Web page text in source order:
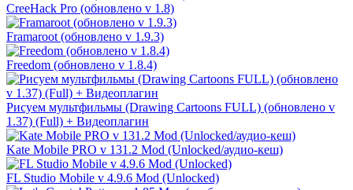
CreeHack Pro (обновлено v 1.8)
Framaroot (обновлено v 1.9.3)
Freedom (обновлено v 1.8.4)
Рисуем мультфильмы (Drawing Cartoons FULL) (обновлено v
1.37) (Full) + Видеоплагин
Kate Mobile PRO v 131.2 Mod (Unlocked/аудио-кеш)
FL Studio Mobile v 4.9.6 Mod (Unlocked)